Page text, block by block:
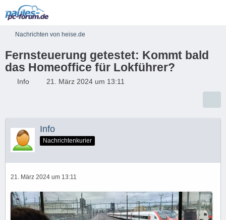
Nachrichten von heise.de
Fernsteuerung getestet: Kommt bald
das Homeoffice für Lokführer?
Info 21. März 2024 um 13:11
Info
Nachrichtenkurier
21. März 2024 um 13:11